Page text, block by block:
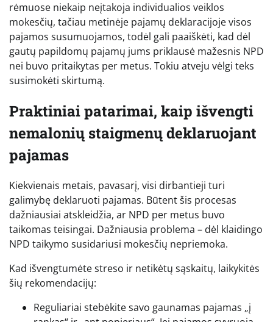
rėmuose niekaip neįtakoja individualios veiklos
mokesčių, tačiau metinėje pajamų deklaracijoje visos
pajamos susumuojamos, todėl gali paaiškėti, kad dėl
gautų papildomų pajamų jums priklausė mažesnis NPD
nei buvo pritaikytas per metus. Tokiu atveju vėlgi teks
susimokėti skirtumą.
Praktiniai patarimai, kaip išvengti
nemalonių staigmenų deklaruojant
pajamas
Kiekvienais metais, pavasarį, visi dirbantieji turi
galimybę deklaruoti pajamas. Būtent šis procesas
dažniausiai atskleidžia, ar NPD per metus buvo
taikomas teisingai. Dažniausia problema – dėl klaidingo
NPD taikymo susidariusi mokesčių nepriemoka.
Kad išvengtumėte streso ir netikėtų sąskaitų, laikykitės
šių rekomendacijų:
Reguliariai stebėkite savo gaunamas pajamas „į